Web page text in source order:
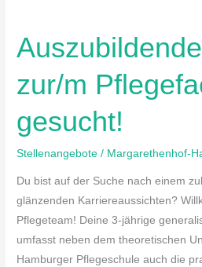
zur/m
gesucht!
Stellenangebote / Margarethenhof-
Du bist auf der Suche nach einem
glänzenden Karriereaussichten?
Pflegeteam! Deine 3-jährige
umfasst neben dem theoretischen
Hamburger Pflegeschule auch die
zur/m
gesucht!